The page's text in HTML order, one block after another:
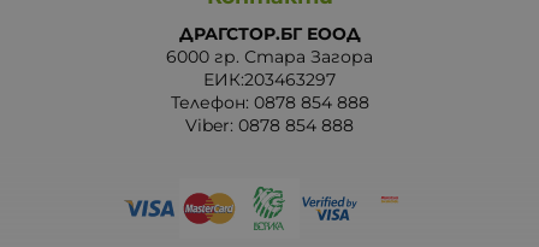
ДРАГСТОР.БГ ЕООД
6000 гр. Стара Загора
ЕИК:203463297
Телефон: 0878 854 888
Viber: 0878 854 888